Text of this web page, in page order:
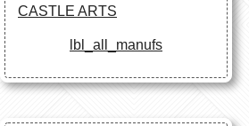
CASTLE ARTS
lbl_all_manufs